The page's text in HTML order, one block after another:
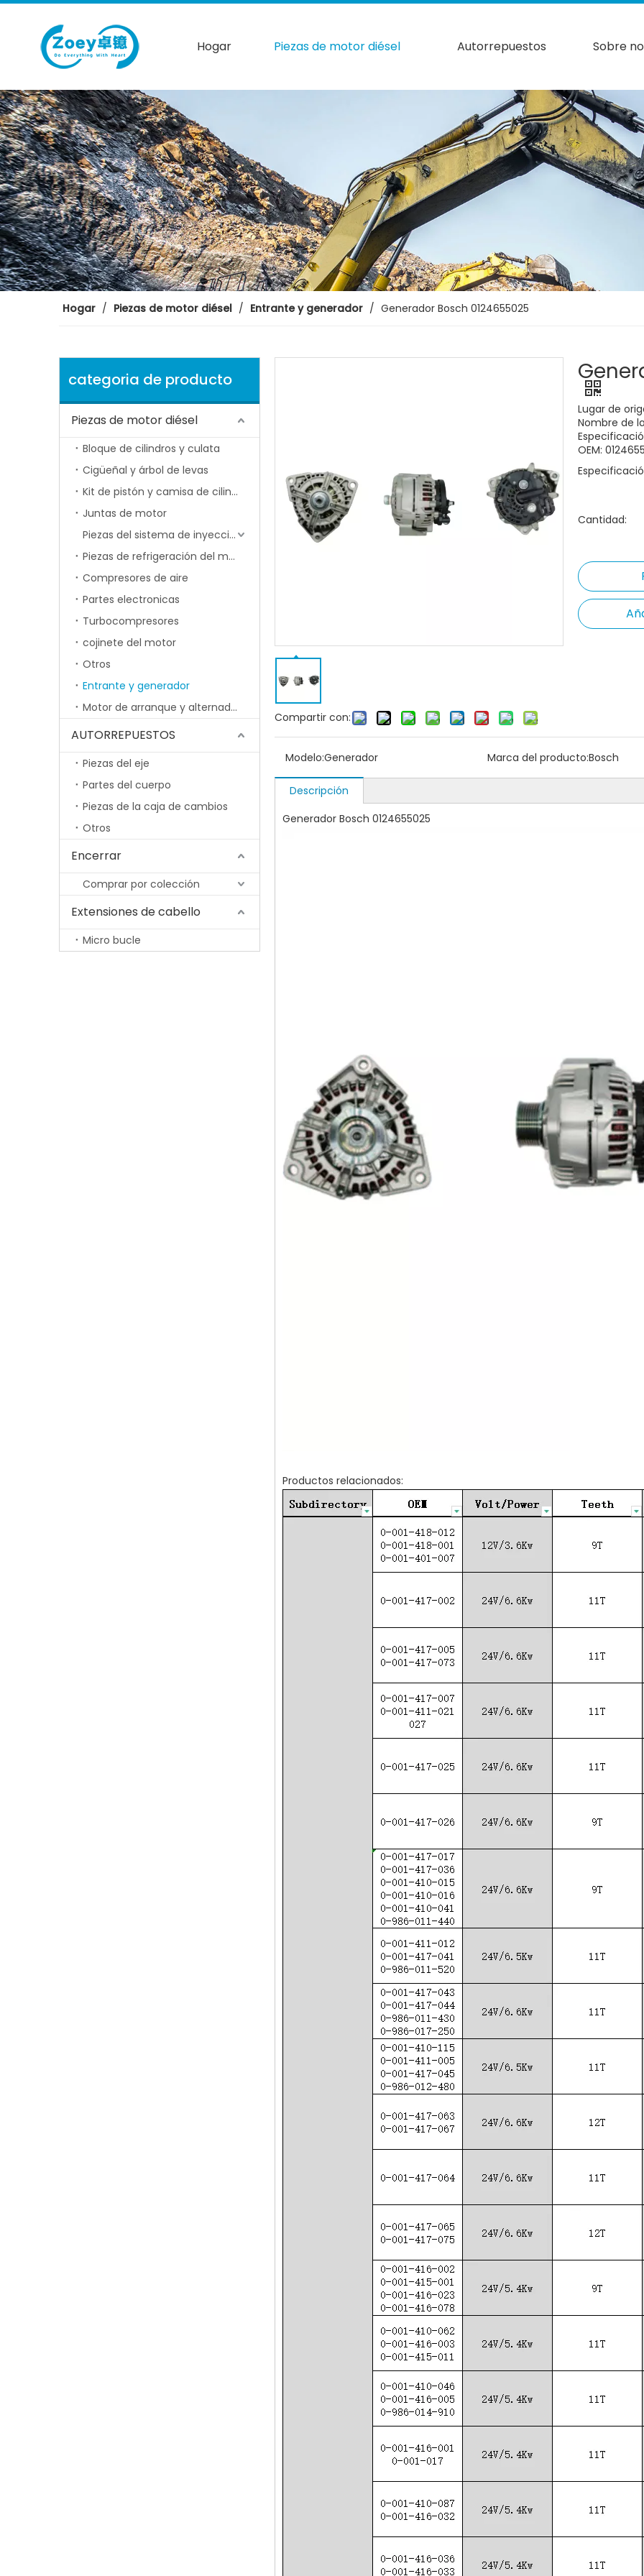
Hogar Piezas de motor diésel Autorrepuestos Sobre
Hogar / Piezas de motor diésel / Entrante y generador / Generador Bosch 0124655025
categoria de producto
Piezas de motor diésel
Bloque de cilindros y culata
Cigüeñal y árbol de levas
Kit de pistón y camisa de cilindro
Juntas de motor
Piezas del sistema de inyección de combustible
Piezas de refrigeración del motor
Compresores de aire
Partes electronicas
Turbocompresores
cojinete del motor
Otros
Entrante y generador
Motor de arranque y alternador
AUTORREPUESTOS
Piezas del eje
Partes del cuerpo
Piezas de la caja de cambios
Otros
Encerrar
Comprar por colección
Extensiones de cabello
Micro bucle
Compartir con:
Lugar de
Nombre de
OEM:
Cantidad:
Modelo:Generador Marca del producto:Bosch
Descripción
Generador Bosch 0124655025
Productos relacionados: